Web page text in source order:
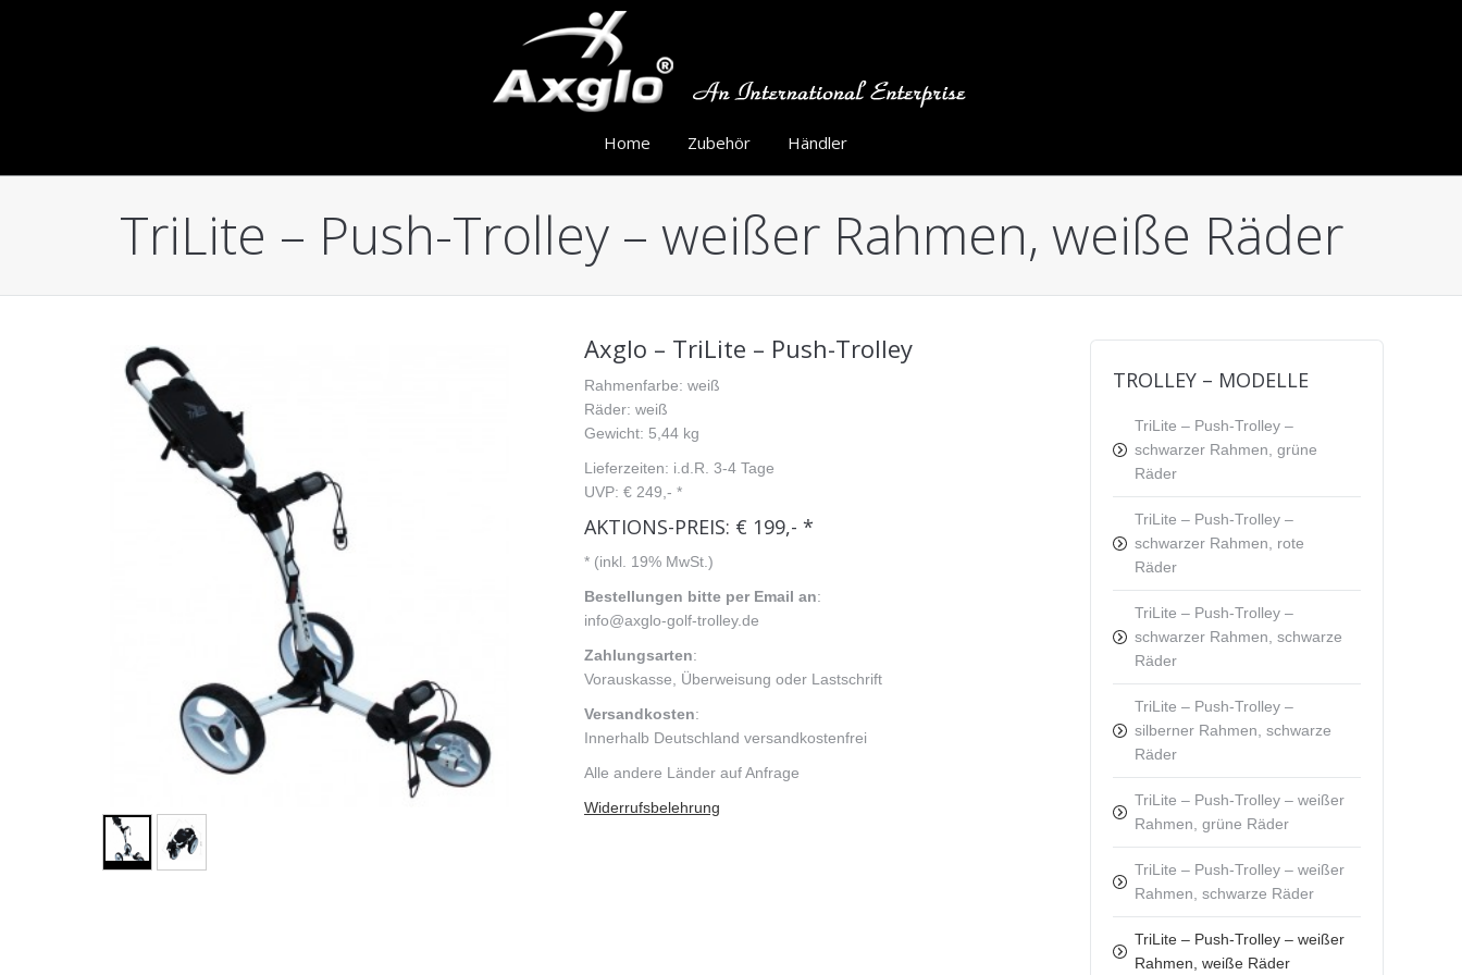
Home Zubehör Händler
TriLite – Push-Trolley – weißer Rahmen, weiße Räder
Axglo – TriLite – Push-Trolley
Rahmenfarbe: weiß
Räder: weiß
Gewicht: 5,44 kg
Lieferzeiten: i.d.R. 3-4 Tage
UVP: € 249,- *
AKTIONS-PREIS: € 199,- *
* (inkl. 19% MwSt.)
Bestellungen bitte per Email an:
info@axglo-golf-trolley.de
Zahlungsarten:
Vorauskasse, Überweisung oder Lastschrift
Versandkosten:
Innerhalb Deutschland versandkostenfrei
Alle andere Länder auf Anfrage
Widerrufsbelehrung
TROLLEY – MODELLE
TriLite – Push-Trolley –
schwarzer Rahmen, grüne
Räder
TriLite – Push-Trolley –
schwarzer Rahmen, rote
Räder
TriLite – Push-Trolley –
schwarzer Rahmen, schwarze
Räder
TriLite – Push-Trolley –
silberner Rahmen, schwarze
Räder
TriLite – Push-Trolley – weißer
Rahmen, grüne Räder
TriLite – Push-Trolley – weißer
Rahmen, schwarze Räder
TriLite – Push-Trolley – weißer
Rahmen, weiße Räder